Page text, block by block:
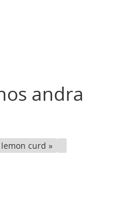
andra
curd